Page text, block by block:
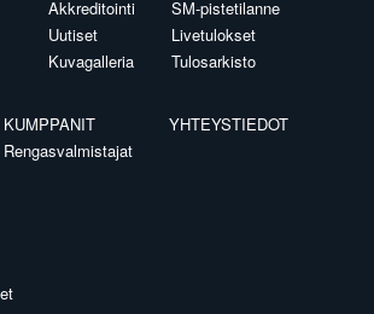
Akkreditointi
Uutiset
Kuvagalleria
SM-pistetilanne
Livetulokset
Tulosarkisto
KUMPPANIT
Rengasvalmistajat
YHTEYSTIEDOT